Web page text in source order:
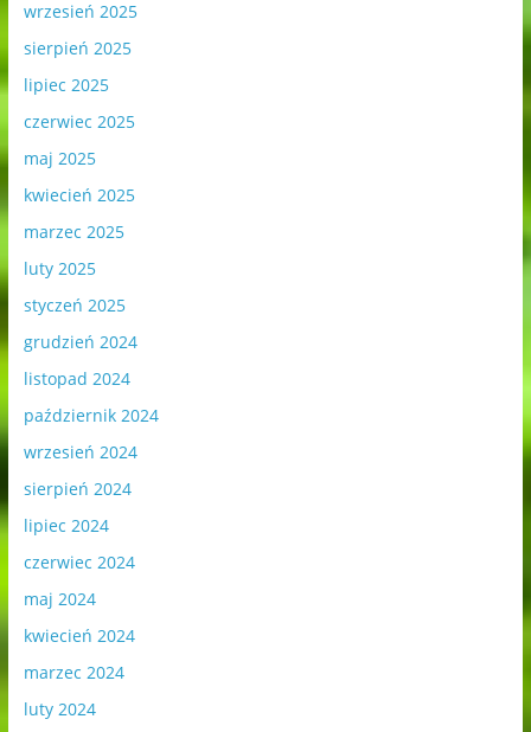
wrzesień 2025
sierpień 2025
lipiec 2025
czerwiec 2025
maj 2025
kwiecień 2025
marzec 2025
luty 2025
styczeń 2025
grudzień 2024
listopad 2024
październik 2024
wrzesień 2024
sierpień 2024
lipiec 2024
czerwiec 2024
maj 2024
kwiecień 2024
marzec 2024
luty 2024